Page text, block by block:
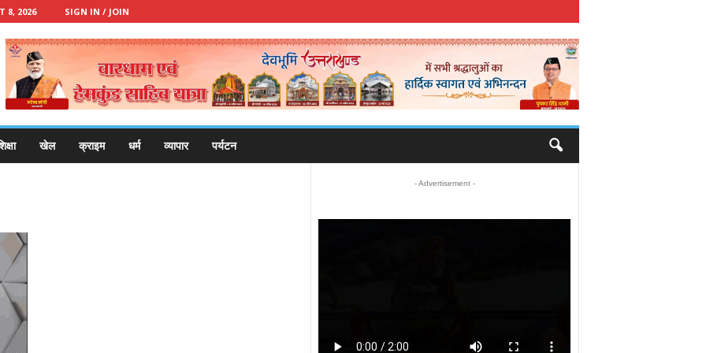
8, 2026 SIGN IN / JOIN
खेल क्राइम धर्म व्यापार पर्यटन
- Advertisement -